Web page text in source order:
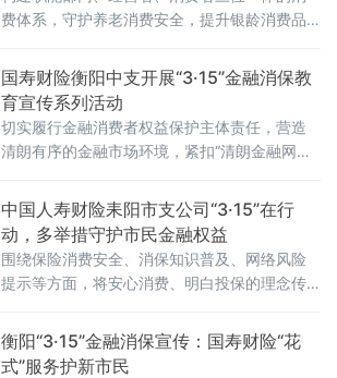
费体系，守护养老消费安全，提升银龄消费品
激发消费活力，稳定市场预期、优化供给、扩
大内需，营造更优的消费环境
国寿财险衡阳中支开展“3·15”金融消保教
育宣传系列活动
切实履行金融消费者权益保护主体责任，营造
清朗有序的金融市场环境，紧扣“清朗金融网络
式、广覆盖、深融合的消费者权益保护教
育“3·15”宣传系列活动，将金融消保知识送到群
众身边，筑牢金融消费者财产安全防线。线下
活动多点开花，精准服务暖人心。中支及辖内
各网点全面开展总经理接访活动，3月9日上
中国人寿财险耒阳市支公司“3·15”在行
动，多举措守护市民金融权益
围绕保险消费安全、消保知识普及、网络风险
提示等方面，将安心消费、明白投保的理念传
子”。
衡阳“3·15”金融消保宣传：国寿财险“花
式”服务护新市民